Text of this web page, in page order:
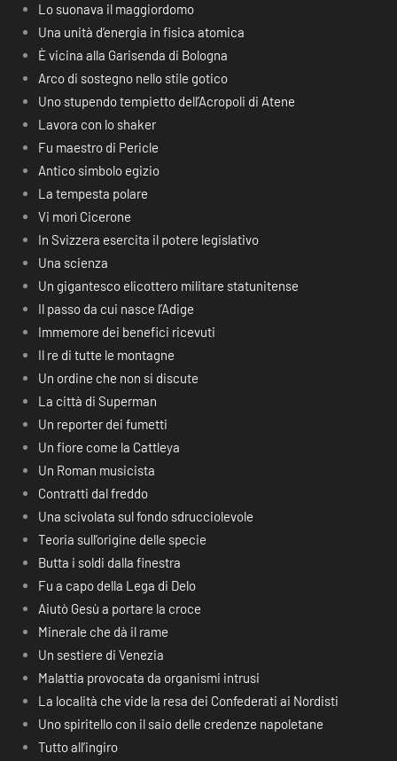
Lo suonava il maggiordomo
Una unità d’energia in fisica atomica
È vicina alla Garisenda di Bologna
Arco di sostegno nello stile gotico
Uno stupendo tempietto dell’Acropoli di Atene
Lavora con lo shaker
Fu maestro di Pericle
Antico simbolo egizio
La tempesta polare
Vi morì Cicerone
In Svizzera esercita il potere legislativo
Una scienza
Un gigantesco elicottero militare statunitense
Il passo da cui nasce l’Adige
Immemore dei benefici ricevuti
Il re di tutte le montagne
Un ordine che non si discute
La città di Superman
Un reporter dei fumetti
Un fiore come la Cattleya
Un Roman musicista
Contratti dal freddo
Una scivolata sul fondo sdrucciolevole
Teoria sull’origine delle specie
Butta i soldi dalla finestra
Fu a capo della Lega di Delo
Aiutò Gesù a portare la croce
Minerale che dà il rame
Un sestiere di Venezia
Malattia provocata da organismi intrusi
La località che vide la resa dei Confederati ai Nordisti
Uno spiritello con il saio delle credenze napoletane
Tutto all’ingiro